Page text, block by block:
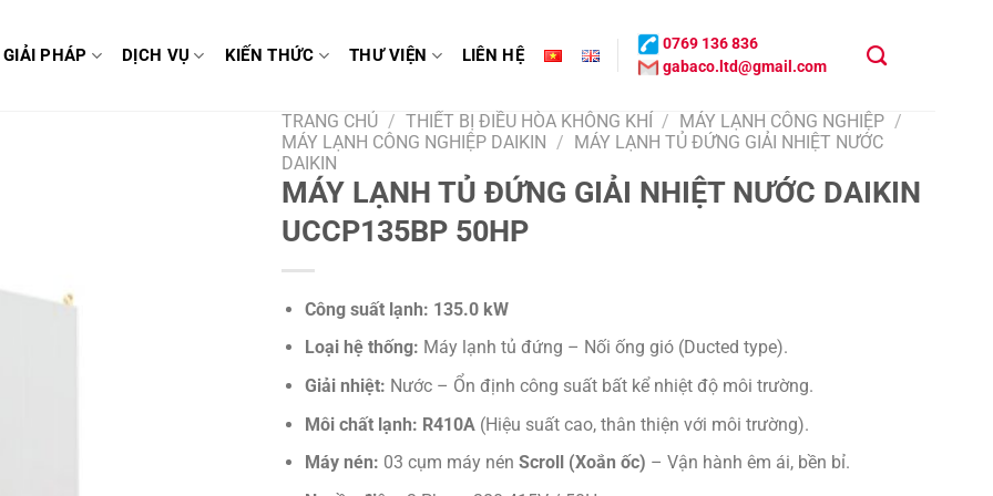
GIẢI PHÁP DỊCH VỤ KIẾN THỨC THƯ VIỆN LIÊN HỆ
gabaco.ltd@gmail.com
0769 136 836
TRANG CHỦ / THIẾT BỊ ĐIỀU HÒA KHÔNG KHÍ / MÁY LẠNH CÔNG NGHIỆP /
MÁY LẠNH CÔNG NGHIỆP DAIKIN / MÁY LẠNH TỦ ĐỨNG GIẢI NHIỆT NƯỚC
DAIKIN
MÁY LẠNH TỦ ĐỨNG GIẢI NHIỆT NƯỚC DAIKIN
UCCP135BP 50HP
Công suất lạnh: 135.0 kW
Loại hệ thống: Máy lạnh tủ đứng – Nối ống gió (Ducted type).
Giải nhiệt: Nước – Ổn định công suất bất kể nhiệt độ môi trường.
Môi chất lạnh: R410A(Hiệu suất cao, thân thiện với môi trường).
Máy nén: 03 cụm máy nén Scroll (Xoắn ốc) – Vận hành êm ái, bền bỉ.